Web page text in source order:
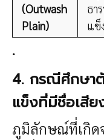
(Outwash
Plain)
ธา
แข็ง
.
4. กรณีศึกษาตั
แข็งที่มีชื่อเสีย
ภูมิลักษณ์ที่เกิด